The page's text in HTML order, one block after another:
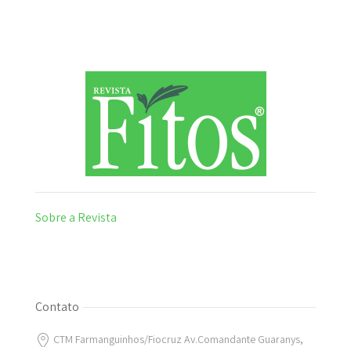
Sobre a Revista
Contato
CTM Farmanguinhos/Fiocruz Av.Comandante Guaranys,